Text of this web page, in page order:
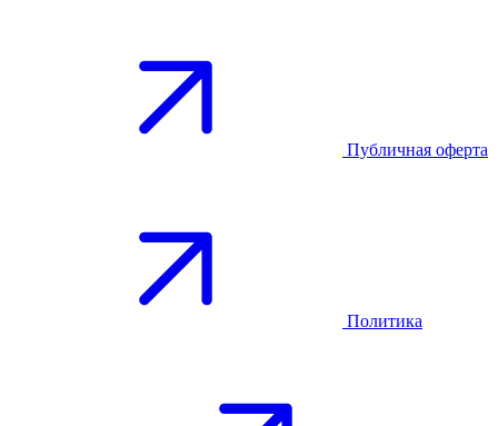
Публичная оферта
Политика